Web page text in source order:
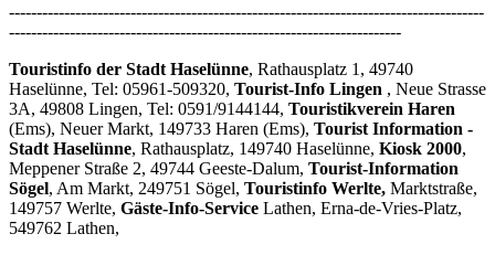
--------------------------------------------------------------------------------------
-----------------------------------------------------------------------
Touristinfo der Stadt Haselünne, Rathausplatz 1, 49740
Haselünne, Tel: 05961-509320, Tourist-Info Lingen , Neue Strasse
3A, 49808 Lingen, Tel: 0591/9144144, Touristikverein Haren
(Ems), Neuer Markt, 149733 Haren (Ems), Tourist Information -
Stadt Haselünne, Rathausplatz, 149740 Haselünne, Kiosk 2000,
Meppener Straße 2, 49744 Geeste-Dalum, Tourist-Information
Sögel, Am Markt, 249751 Sögel, Touristinfo Werlte, Marktstraße,
149757 Werlte, Gäste-Info-Service Lathen, Erna-de-Vries-Platz,
549762 Lathen,